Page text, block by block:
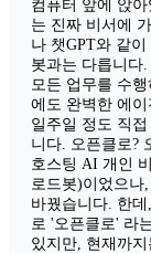
컴퓨터 앞에 앉
는 진짜 비서에
나 챗GPT와 같
봇과는 다릅니다
모든 업무를 수
에도 완벽한 에
일주일 정도 직
니다. 오픈클로?
호스팅 AI 개인
로드봇)이었으나
바꿨습니다. 한
로 '오픈클로' 라
있지만, 현재까